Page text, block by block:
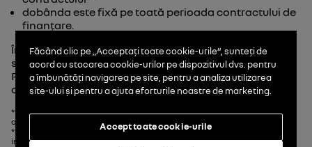
dobânda este fixă pe toată perioada contractului de
finanțare.
În plus, în cadrul contractului de leasing, sunt incluse
servicii precum garanția extinsă a modelului tău
Renault și servicii de întreținere (reviziile conform
caietului de întreținere a mașinii și ITP) până la 5 ani.
*valoarea reziduală maximă variază în funcție de modelul ales și îți va fi
comunicat de către agentul Renault.
**poți opta și pentru produsul de leasing financiar clasic fără servicii
incluse.
Făcând clic pe „Acceptați toate cookie-urile”, sunteți de
acord cu stocarea cookie-urilor pe dispozitivul dvs. pentru
a îmbunătăți navigarea pe site, pentru a analiza utilizarea
site-ului și pentru a ajuta eforturile noastre de marketing.
Accept toate cookie-urile